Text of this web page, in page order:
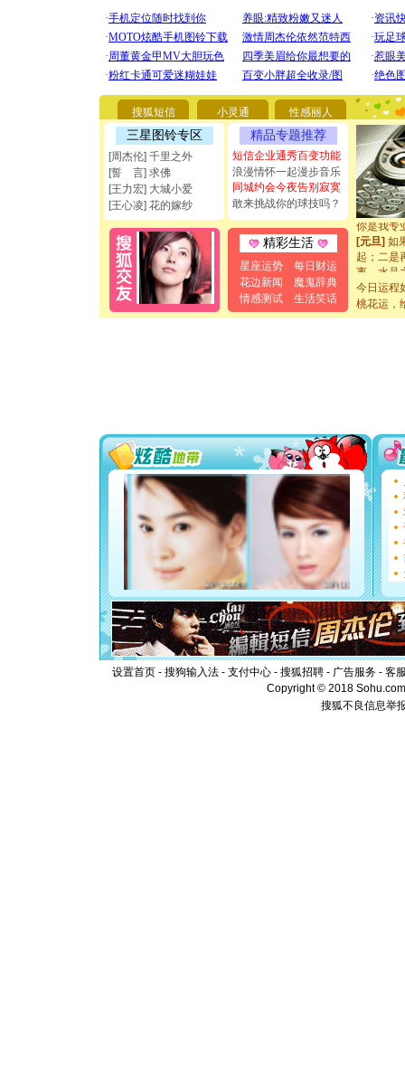
搜狐短信 小灵通 性感丽人
三星图铃专区
[周杰伦] 千里之外
[誓 言] 求佛
[王力宏] 大城小爱
[王心凌] 花的嫁纱
精品专题推荐
短信企业通秀百变功能
浪漫情怀一起漫步音乐
同城约会今夜告别寂寞
敢来挑战你的球技吗？
精彩生活
星座运势
每日财运
花边新闻
魔鬼辞典
情感测试
生活笑话
[圣诞节]
你太多
要平安！
[圣诞节]
能正大光
都要快乐
[圣诞节]
如意,快
[元旦]看
断电。爱
你是我专
[元旦]如
起；二是
离。水晶
泣，这痛
卖了。水
要平安！
[圣诞节]
能正大
都要快乐
[圣诞节]
如意,快
[元旦]
看
断电。
你是我
[元旦] 如
起；二是
离。水晶
[元旦]当
泣，这痛
卖了。水
[春节] 风
颜！冬去
道一声平
今日运程
桃花运，
设置首页 - 搜狗输入法 - 支付中心 - 搜狐招聘 - 广告服务 - 客
Copyright © 2018
搜狐不良信息举